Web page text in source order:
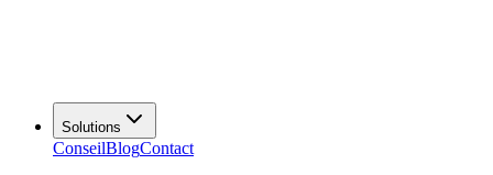
Solutions
ConseilBlogContact